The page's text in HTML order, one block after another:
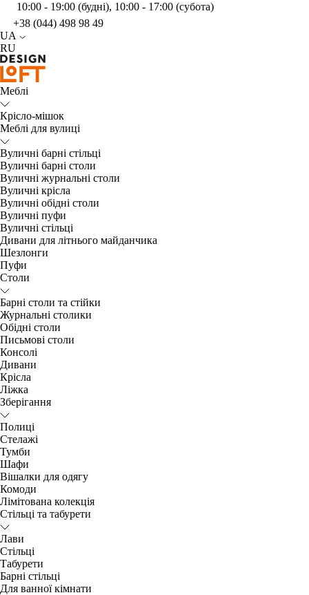
10:00 - 19:00 (будні), 10:00 - 17:00 (субота)
+38 (044) 498 98 49
UA
RU
Меблі
Крісло-мішок
Меблі для вулиці
Вуличні барні стільці
Вуличні барні столи
Вуличні журнальні столи
Вуличні крісла
Вуличні обідні столи
Вуличні пуфи
Вуличні стільці
Дивани для літнього майданчика
Шезлонги
Пуфи
Столи
Барні столи та стійки
Журнальні столики
Обідні столи
Письмові столи
Консолі
Дивани
Крісла
Ліжка
Зберігання
Полиці
Стелажі
Тумби
Шафи
Вішалки для одягу
Комоди
Лімітована колекція
Стільці та табурети
Лави
Стільці
Табурети
Барні стільці
Для ванної кімнати